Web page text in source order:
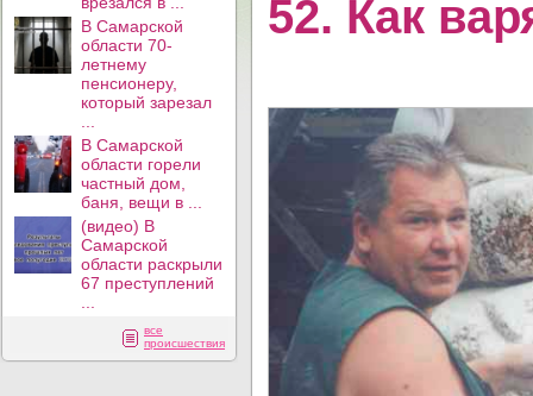
В Самарской
области 70-
летнему
пенсионеру,
который зарезал
В Самарской
области горели
частный дом,
баня, вещи в ...
(видео) В
Самарской
области раскрыли
67 преступлений
все
происшествия
52. Как